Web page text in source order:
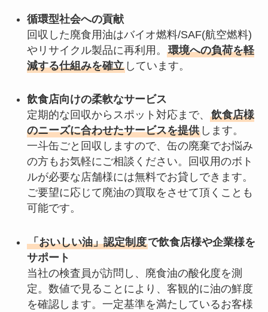
循環型社会への貢献
回収した廃食用油はバイオ燃料/SAF(航空燃料)
やリサイクル製品に再利用。 環境への負荷を軽
減する仕組みを確立しています。
飲食店向けの柔軟なサービス
定期的な回収からスポット対応まで、 飲食店様
のニーズに合わせたサービスを提供します。
一斗缶ごと回収しますので、缶の廃棄でお悩み
の方もお気軽にご相談ください。回収用のボト
ルが必要な店舗様には無料でお貸しできます。
ご要望に応じて廃油の買取をさせて頂くことも
可能です。
「おいしい油」認定制度で飲食店様や企業様を
サポート
当社の検査員が訪問し、廃食油の酸化度を測
定。数値で見ることにより、客観的に油の鮮度
を確認します。一定基準を満たしているお客様